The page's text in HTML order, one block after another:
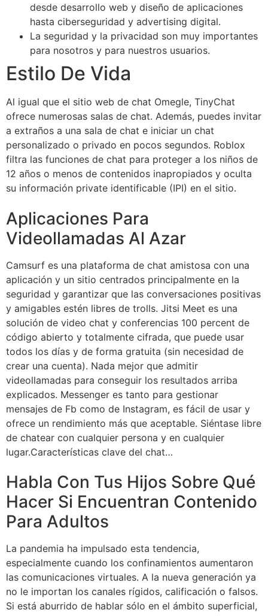
desde desarrollo web y diseño de aplicaciones
hasta ciberseguridad y advertising digital.
La seguridad y la privacidad son muy importantes
para nosotros y para nuestros usuarios.
Estilo De Vida
Al igual que el sitio web de chat Omegle, TinyChat
ofrece numerosas salas de chat. Además, puedes invitar
a extraños a una sala de chat e iniciar un chat
personalizado o privado en pocos segundos. Roblox
filtra las funciones de chat para proteger a los niños de
12 años o menos de contenidos inapropiados y oculta
su información private identificable (IPI) en el sitio.
Aplicaciones Para
Videollamadas Al Azar
Camsurf es una plataforma de chat amistosa con una
aplicación y un sitio centrados principalmente en la
seguridad y garantizar que las conversaciones positivas
y amigables estén libres de trolls. Jitsi Meet es una
solución de video chat y conferencias 100 percent de
código abierto y totalmente cifrada, que puede usar
todos los días y de forma gratuita (sin necesidad de
crear una cuenta). Nada mejor que admitir
videollamadas para conseguir los resultados arriba
explicados. Messenger es tanto para gestionar
mensajes de Fb como de Instagram, es fácil de usar y
ofrece un rendimiento más que aceptable. Siéntase libre
de chatear con cualquier persona y en cualquier
lugar.Características clave del chat…
Habla Con Tus Hijos Sobre Qué
Hacer Si Encuentran Contenido
Para Adultos
La pandemia ha impulsado esta tendencia,
especialmente cuando los confinamientos aumentaron
las comunicaciones virtuales. A la nueva generación ya
no le importan los canales rígidos, calificación o falsos.
Si está aburrido de hablar sólo en el ámbito superficial,